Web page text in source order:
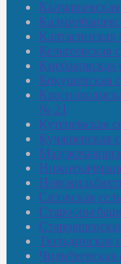
Калтасинская
Кельтеевская
Кокушевская
№ 21
Кутеремская
Кучашевская
Сазовская
Тюльдинская